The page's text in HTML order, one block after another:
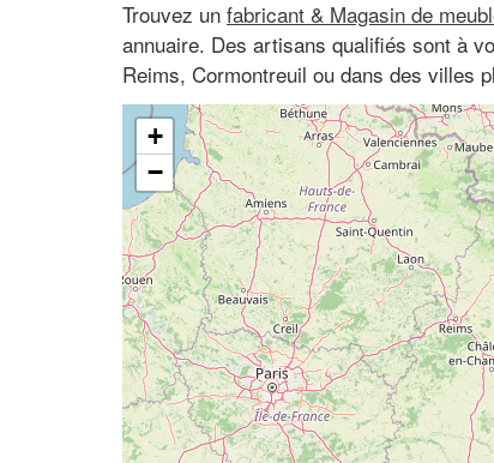
Trouvez un fabricant & Magasin de
annuaire. Des artisans qualifiés sont à
Reims, Cormontreuil ou dans des villes
+
−